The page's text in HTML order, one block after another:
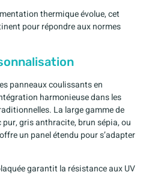
thermique évolue, cet
pour répondre aux normes
panneaux coulissants en
harmonieuse dans les
La large gamme de
gris anthracite, brun sépia, ou
un panel étendu pour s’adapter
garantit la résistance aux UV